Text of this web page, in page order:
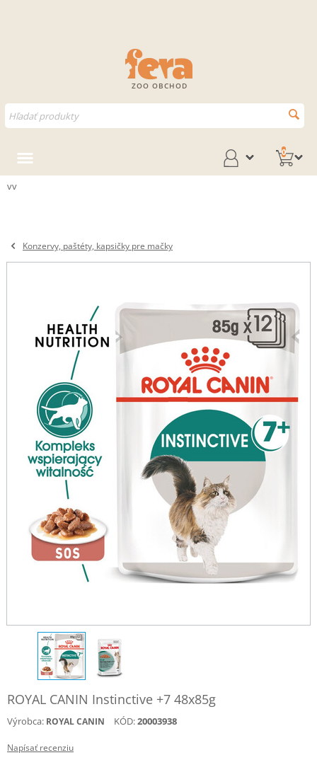
ZOO OBCHOD
0
vv
Konzervy, paštéty, kapsičky pre mačky
ROYAL CANIN Instinctive +7 48x85g
Výrobca: ROYAL CANIN KÓD:20003938
Napísať recenziu